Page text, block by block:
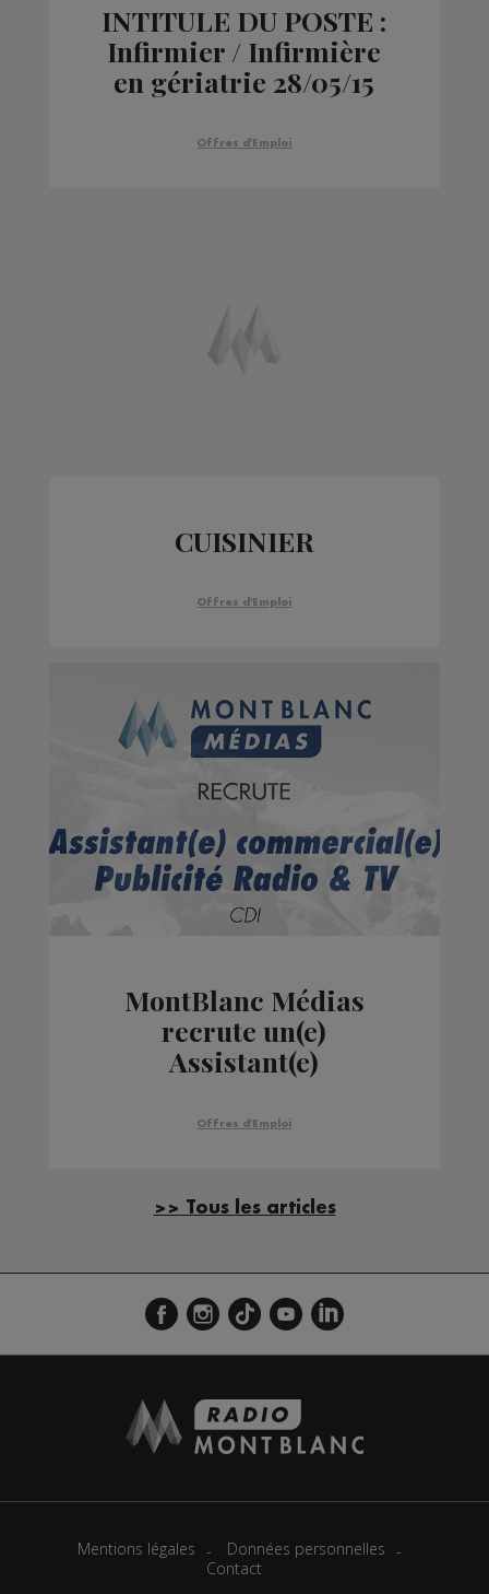
INTITULE DU POSTE :
Infirmier / Infirmière
en gériatrie 28/05/15
Offres d'Emploi
CUISINIER
Offres d'Emploi
MontBlanc Médias
recrute un(e)
Assistant(e)
Publicité Radio et TV
Offres d'Emploi
>> Tous les articles
Mentions légales
Données personnelles
Contact